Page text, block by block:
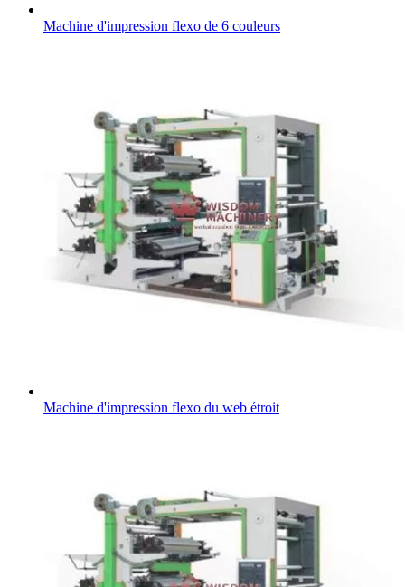
Machine d'impression flexo de 6 couleurs
Machine d'impression flexo du web étroit